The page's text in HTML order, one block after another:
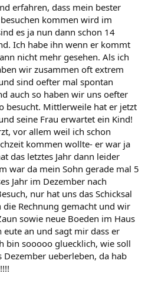
erfahren, dass mein bester
kommen wird im
es ja nun dann schon 14
Ich habe ihn wenn er kommt
nicht mehr gesehen. Als ich
wir zusammen oft extrem
sind oefter mal spontan
auch so haben wir uns oefter
besucht. Mittlerweile hat er jetzt
seine Frau erwartet ein Kind!
vor allem weil ich schon
kommen wollte- er war ja
das letztes Jahr dann leider
war da mein Sohn gerade mal 5
Jahr im Dezember nach
nur hat uns das Schicksal
Rechnung gemacht und wir
sowie neue Boeden im Haus
an und sagt mir dass er
bin sooooo gluecklich, wie soll
ueberleben, da hab